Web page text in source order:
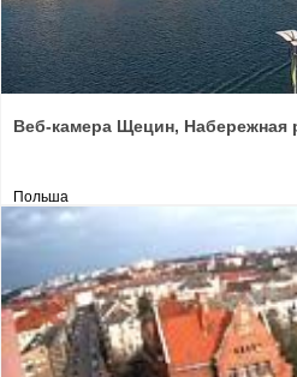
Веб-камера Щецин, Набережная
Польша